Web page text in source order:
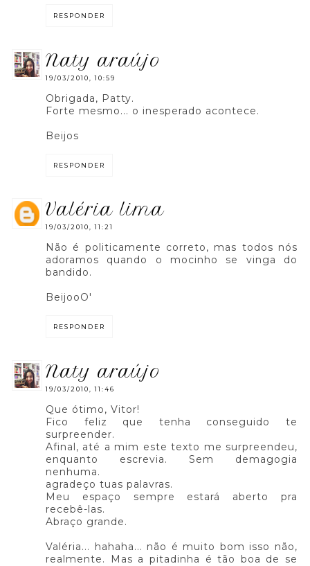
RESPONDER
naty araújo
19/03/2010, 10:59
Obrigada, Patty.
Forte mesmo... o inesperado acontece.
Beijos
RESPONDER
valéria lima
19/03/2010, 11:21
Não é politicamente correto, mas todos nós
adoramos quando o mocinho se vinga do
bandido.
BeijooO'
RESPONDER
naty araújo
19/03/2010, 11:46
Que ótimo, Vitor!
Fico feliz que tenha conseguido te
surpreender.
Afinal, até a mim este texto me surpreendeu,
enquanto escrevia. Sem demagogia
nenhuma.
agradeço tuas palavras.
Meu espaço sempre estará aberto pra
recebê-las.
Abraço grande.
Valéria... hahaha... não é muito bom isso não,
realmente. Mas a pitadinha é tão boa de se